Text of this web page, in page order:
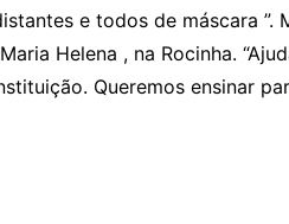
e todos de máscara ”.
Helena , na Rocinha.
Queremos ensinar